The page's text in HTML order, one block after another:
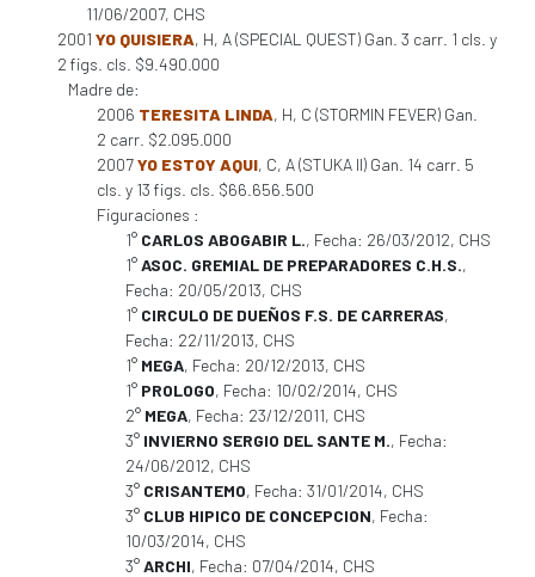
11/06/2007, CHS
2001 YO QUISIERA, H, A (SPECIAL QUEST) Gan. 3 carr. 1 cls. y
2 figs. cls. $9.490.000
Madre de:
2006 TERESITA LINDA, H, C (STORMIN FEVER) Gan.
2 carr. $2.095.000
2007YO ESTOY AQUI, C, A (STUKA II) Gan. 14 carr. 5
cls. y 13 figs. cls. $66.656.500
Figuraciones :
1° CARLOS ABOGABIR L., Fecha: 26/03/2012, CHS
1°ASOC. GREMIAL DE PREPARADORES C.H.S.,
Fecha: 20/05/2013, CHS
1° CIRCULO DE DUEÑOS F.S. DE CARRERAS,
Fecha: 22/11/2013, CHS
1° MEGA, Fecha: 20/12/2013, CHS
1° PROLOGO, Fecha: 10/02/2014, CHS
2° MEGA, Fecha: 23/12/2011, CHS
3° INVIERNO SERGIO DEL SANTE M., Fecha:
24/06/2012, CHS
3° CRISANTEMO, Fecha: 31/01/2014, CHS
3° CLUB HIPICO DE CONCEPCION, Fecha:
10/03/2014, CHS
3°ARCHI, Fecha: 07/04/2014, CHS